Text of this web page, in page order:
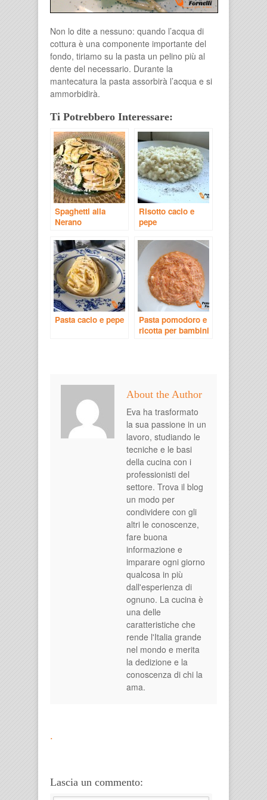
Non lo dite a nessuno: quando l’acqua di
cottura è una componente importante del
fondo, tiriamo su la pasta un pelino più al
dente del necessario. Durante la
mantecatura la pasta assorbirà l’acqua e si
ammorbidirà.
Ti Potrebbero Interessare:
Spaghetti alla
Nerano
Risotto cacio e
pepe
Pasta cacio e pepe
Pasta pomodoro e
ricotta per bambini
About the Author
Eva ha trasformato
la sua passione in un
lavoro, studiando le
tecniche e le basi
della cucina con i
professionisti del
settore. Trova il blog
un modo per
condividere con gli
altri le conoscenze,
fare buona
informazione e
imparare ogni giorno
qualcosa in più
dall'esperienza di
ognuno. La cucina è
una delle
caratteristiche che
rende l'Italia grande
nel mondo e merita
la dedizione e la
conoscenza di chi la
ama.
.
Lascia un commento: